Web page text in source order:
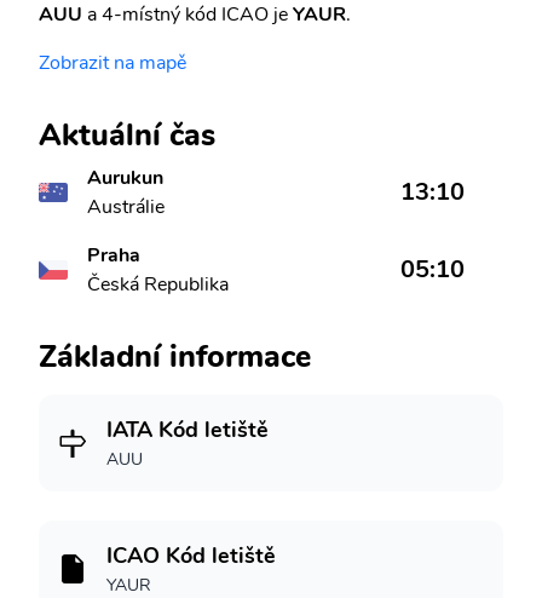
AUU a 4-místný kód ICAO jeYAUR.
Zobrazit na mapě
Aktuální čas
Aurukun
Austrálie
13:10
Praha
Česká Republika
05:10
Základní informace
IATA Kód letiště
AUU
ICAO Kód letiště
YAUR